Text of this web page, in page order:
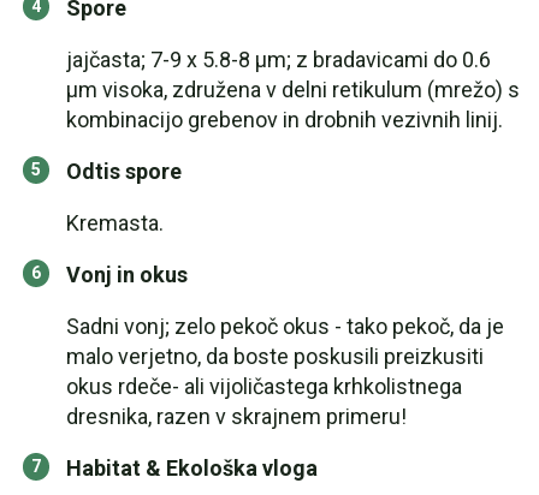
Spore
jajčasta; 7-9 x 5.8-8 µm; z bradavicami do 0.6
µm visoka, združena v delni retikulum (mrežo) s
kombinacijo grebenov in drobnih vezivnih linij.
Odtis spore
Kremasta.
Vonj in okus
Sadni vonj; zelo pekoč okus - tako pekoč, da je
malo verjetno, da boste poskusili preizkusiti
okus rdeče- ali vijoličastega krhkolistnega
dresnika, razen v skrajnem primeru!
Habitat & Ekološka vloga